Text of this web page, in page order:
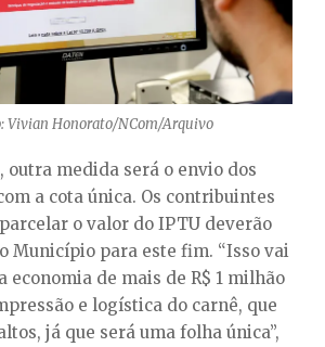
Vivian Honorato/NCom/Arquivo
outra medida será o envio dos
a cota única. Os contribuintes
o valor do IPTU deverão
Município para este fim. “Isso vai
economia de mais de R$ 1 milhão
e logística do carnê, que
já que será uma folha única”,